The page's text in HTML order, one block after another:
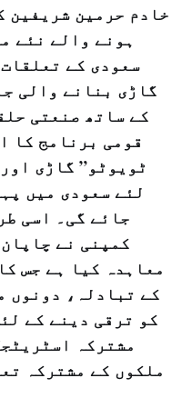
خادم حرمین شریفین
ہونے والے نئے
سعودی کے
گاڑی بنانے والی
کے ساتھ صنعتی
قومی برنامج کا
ٹویوٹو” گاڑی
لئے سعودی میں
جائے گی۔ اسی
کمپنی نے
معاہدہ کیا ہے جس
کے تبادلہ، دونوں
کو ترقی دینے کے
مشترکہ
ملکوں کے مشترکہ